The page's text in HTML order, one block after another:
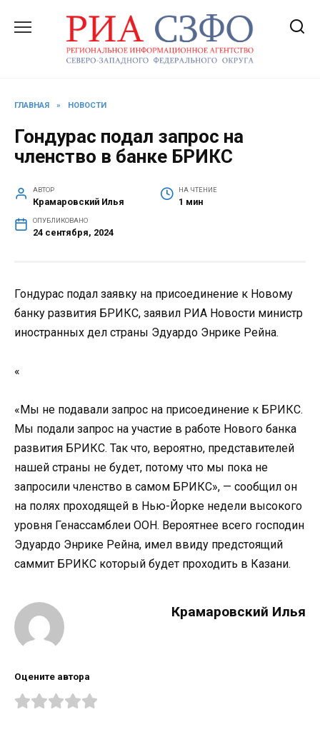
содержанию
ГЛАВНАЯ » НОВОСТИ
Гондурас подал запрос на
членство в банке БРИКС
АВТОР
Крамаровский Илья
НА ЧТЕНИЕ
1 мин
ОПУБЛИКОВАНО
24 сентября, 2024
Гондурас подал заявку на присоединение к Новому
банку развития БРИКС, заявил РИА Новости министр
иностранных дел страны Эдуардо Энрике Рейна.
«
«Мы не подавали запрос на присоединение к БРИКС.
Мы подали запрос на участие в работе Нового банка
развития БРИКС. Так что, вероятно, представителей
нашей страны не будет, потому что мы пока не
запросили членство в самом БРИКС», — сообщил он
на полях проходящей в Нью-Йорке недели высокого
уровня Генассамблеи ООН. Вероятнее всего господин
Эдуардо Энрике Рейна, имел ввиду предстоящий
саммит БРИКС который будет проходить в Казани.
Крамаровский Илья
Оцените автора